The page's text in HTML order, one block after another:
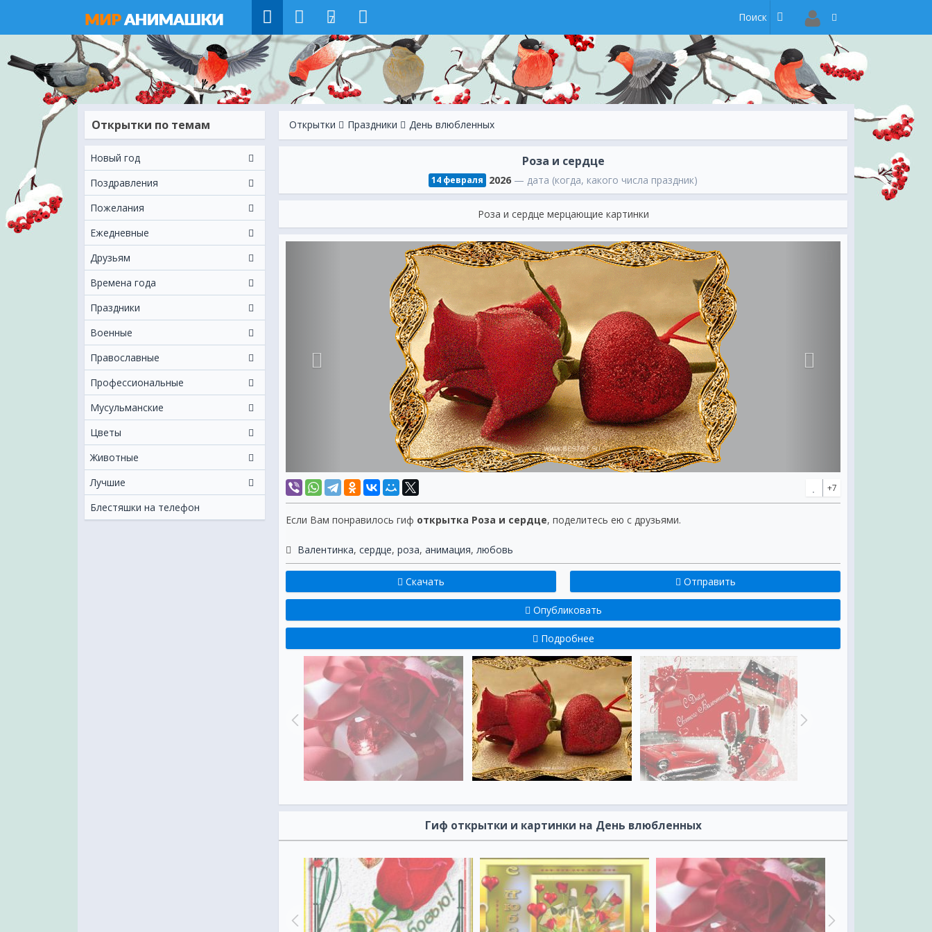
7
Открытки по темам
Новый год
Поздравления
Пожелания
Ежeдневные
Друзьям
Времена года
Праздники
Военные
Православные
Профессиональные
Мусульманские
Цветы
Животные
Лучшие
Блестяшки на телефон
Открытки Праздники День влюбленных
Роза и сердце
14 февраля 2026— дата (когда, какого числа праздник)
Роза и сердце мерцающие картинки
+7
Если Вам понравилось гиф открытка Роза и сердце, поделитесь ею с друзьями.
Валентинка, сердце, роза, анимация, любовь
Скачать Отправить
Опубликовать
Подробнее
Гиф открытки и картинки на День влюбленных